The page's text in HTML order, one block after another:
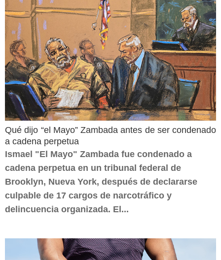
Qué dijo “el Mayo” Zambada antes de ser condenado
a cadena perpetua
Ismael "El Mayo" Zambada fue condenado a
cadena perpetua en un tribunal federal de
Brooklyn, Nueva York, después de declararse
culpable de 17 cargos de narcotráfico y
delincuencia organizada. El...